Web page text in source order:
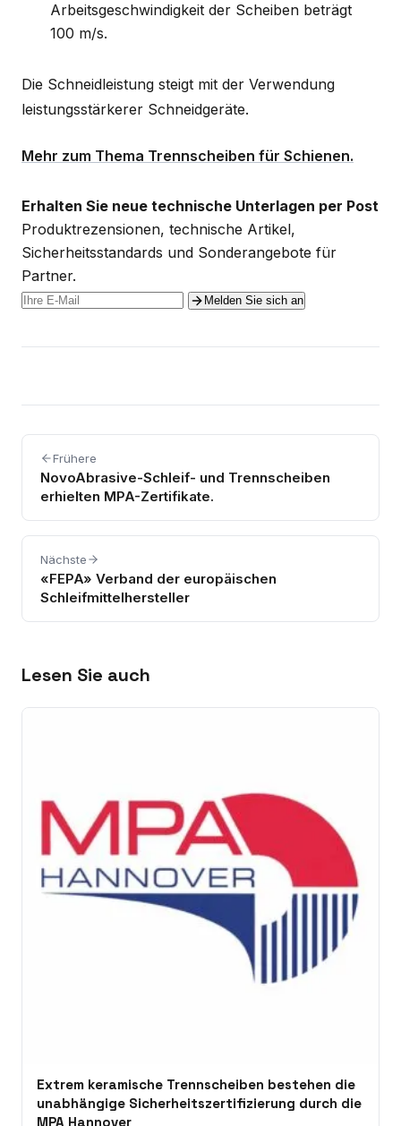
Arbeitsgeschwindigkeit der Scheiben beträgt
100 m/s.
Die Schneidleistung steigt mit der Verwendung
leistungsstärkerer Schneidgeräte.
Mehr zum Thema Trennscheiben für Schienen.
Erhalten Sie neue technische Unterlagen per Post
Produktrezensionen, technische Artikel,
Sicherheitsstandards und Sonderangebote für
Partner.
Melden Sie sich an
Frühere
NovoAbrasive-Schleif- und Trennscheiben
erhielten MPA-Zertifikate.
Nächste
«FEPA» Verband der europäischen
Schleifmittelhersteller
Lesen Sie auch
Extrem keramische Trennscheiben bestehen die
unabhängige Sicherheitszertifizierung durch die
MPA Hannover